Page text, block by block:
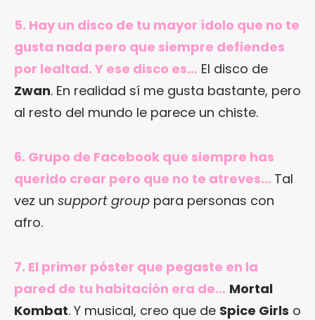
5. Hay un disco de tu mayor ídolo que no te
gusta nada pero que siempre defiendes
por lealtad. Y ese disco es… El disco de
Zwan. En realidad sí me gusta bastante, pero
al resto del mundo le parece un chiste.
6. Grupo de Facebook que siempre has
querido crear pero que no te atreves… Tal
vez un support group para personas con
afro.
7. El primer póster que pegaste en la
pared de tu habitación era de… Mortal
Kombat. Y musical, creo que de Spice Girls o